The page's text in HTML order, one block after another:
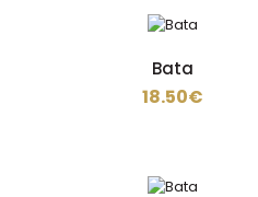
Bata
18.50€